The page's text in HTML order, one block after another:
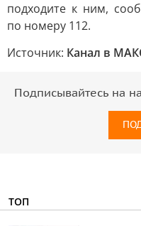
подходите к ним,
по номеру 112.
Источник: Канал в
Подписывайтесь на
ТОП